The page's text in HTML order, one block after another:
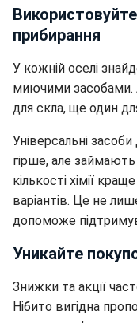
прибирання
У кожній оселі
миючими засобами.
для скла, ще один
Універсальні
гірше, але
кількості хімії
варіантів. Це не
допоможе
Уникайте
Знижки та акції
Нібито вигідна